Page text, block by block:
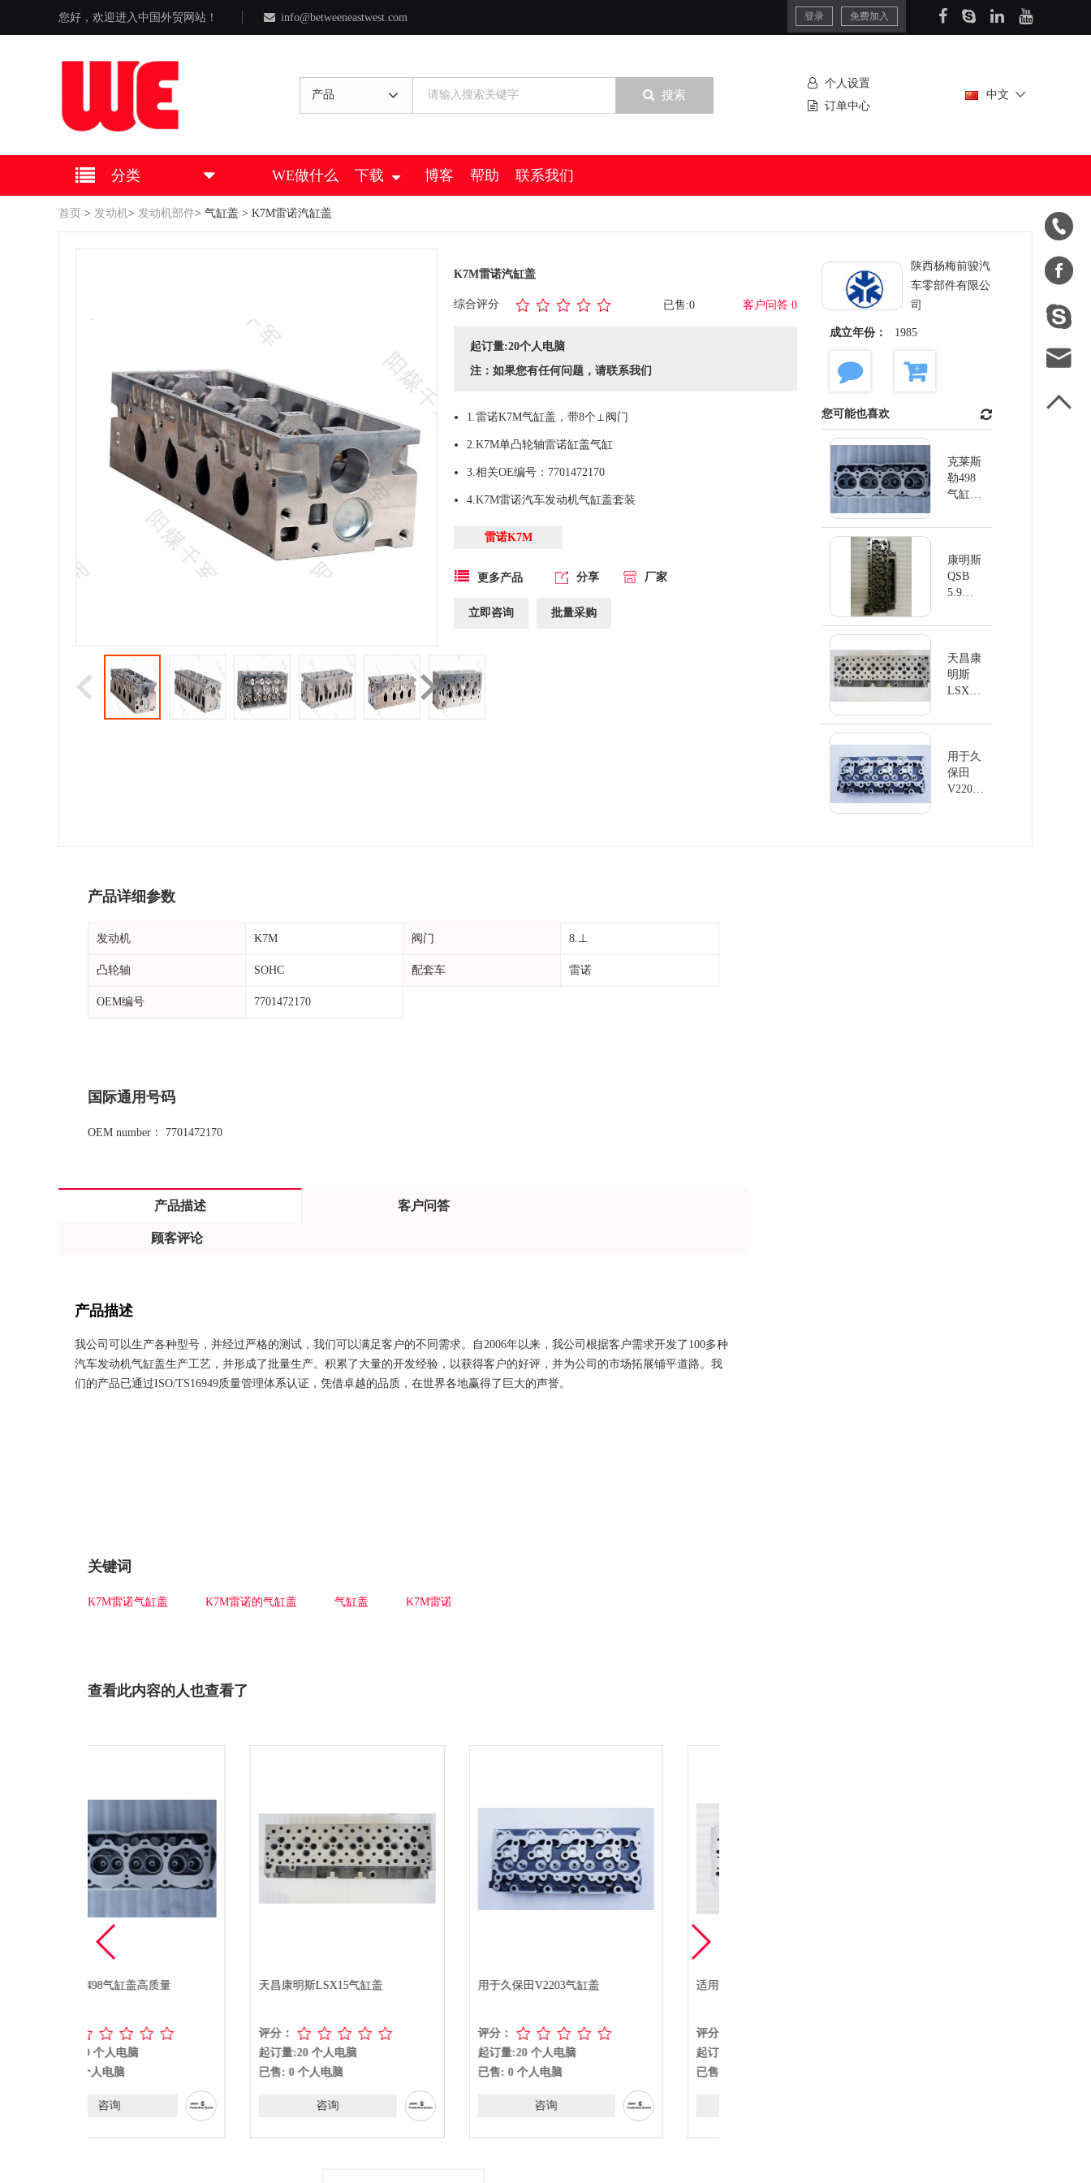
您好，欢迎进入中国外贸网站！ info@betweeneastwest.com 登录 免费加入





产品 搜索
个人设置
订单中心
中文
分类 WE做什么 下载 博客 帮助 联系我们
首页 > 发动机> 发动机部件> 气缸盖 > K7M雷诺汽缸盖
K7M雷诺汽缸盖
综合评分 已售:0 客户问答 0
起订量:20个人电脑
注：如果您有任何问题，请联系我们
1.雷诺K7M气缸盖，带8个⊥阀门
2.K7M单凸轮轴雷诺缸盖气缸
3.相关OE编号：7701472170
4.K7M雷诺汽车发动机气缸盖套装
雷诺K7M
更多产品 分享 厂家
立即咨询 批量采购
陕西杨梅前骏汽
车零部件有限公
司
成立年份： 1985
您可能也喜欢
克莱斯
勒498
气缸盖
康明斯
QSB
5.9升
天昌康
明斯
LSX15
用于久
保田
V2203
产品详细参数
发动机 K7M 阀门 8.⊥
凸轮轴 SOHC 配套车 雷诺
OEM编号 7701472170
国际通用号码
OEM number： 7701472170
产品描述 客户问答
顾客评论
产品描述
我公司可以生产各种型号，并经过严格的测试，我们可以满足客户的不同需求。自2006年以来，我公司根据客户需求开发了100多种
汽车发动机气缸盖生产工艺，并形成了批量生产。积累了大量的开发经验，以获得客户的好评，并为公司的市场拓展铺平道路。我
们的产品已通过ISO/TS16949质量管理体系认证，凭借卓越的品质，在世界各地赢得了巨大的声誉。
关键词
K7M雷诺气缸盖 K7M雷诺的气缸盖 气缸盖 K7M雷诺
查看此内容的人也查看了
天昌康明斯LSX15气缸盖
评分：
起订量:20 个人电脑
已售: 0 个人电脑
用于久保田V2203气缸盖
评分：
起订量:20 个人电脑
已售: 0 个人电脑
适用于久保田V1902的气缸盖
评分：
起订量:20 个人电脑
已售: 0 个人电脑